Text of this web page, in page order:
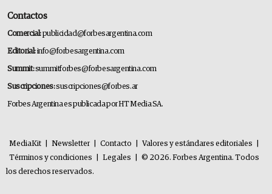
Contactos
Comercial:publicidad@forbesargentina.com
Editorial:info@forbesargentina.com
Summit:summitforbes@forbesargentina.com
Suscripciones:suscripciones@forbes.ar
Forbes Argentina es publicada por HT Media SA.
MediaKit Newsletter Contacto Valores y estándares editoriales
Términos y condiciones
Legales
© 2026. Forbes Argentina. Todos
los derechos reservados.